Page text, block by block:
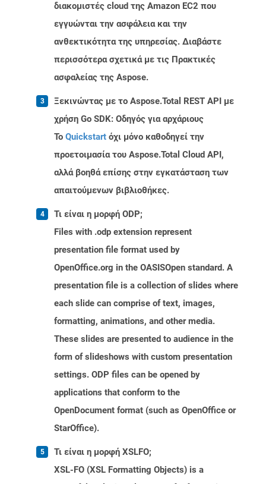
διακομιστές cloud της Amazon EC2 που
εγγυώνται την ασφάλεια και την
ανθεκτικότητα της υπηρεσίας. Διαβάστε
περισσότερα σχετικά με τις Πρακτικές
ασφαλείας της Aspose.
Ξεκινώντας με το Aspose.Total REST API με
χρήση Go SDK: Οδηγός για αρχάριους
Το Quickstart όχι μόνο καθοδηγεί την
προετοιμασία του Aspose.Total Cloud API,
αλλά βοηθά επίσης στην εγκατάσταση των
απαιτούμενων βιβλιοθήκες.
Τι είναι η μορφή ODP;
Files with .odp extension represent
presentation file format used by
OpenOffice.org in the OASISOpen standard. A
presentation file is a collection of slides where
each slide can comprise of text, images,
formatting, animations, and other media.
These slides are presented to audience in the
form of slideshows with custom presentation
settings. ODP files can be opened by
applications that conform to the
OpenDocument format (such as OpenOffice or
StarOffice).
Τι είναι η μορφή XSLFO;
XSL-FO (XSL Formatting Objects) is a